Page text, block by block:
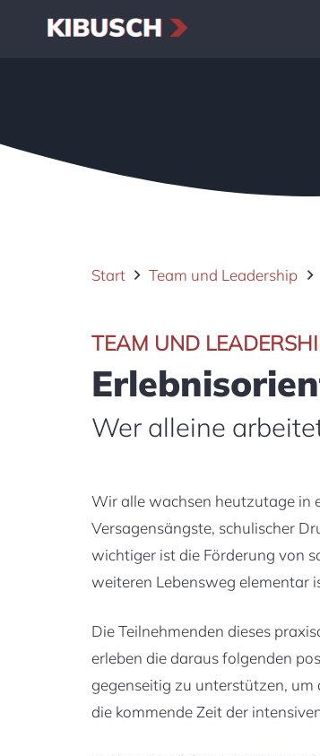
Start Team und Leadership
TEAM UND
Wer alleine
Wir alle wachsen heutzutage in
Versagensängste, schulischer
wichtiger ist die Förderung von
weiteren Lebensweg elementar
Die Teilnehmenden dieses
erleben die daraus folgenden
gegenseitig zu unterstützen, um
die kommende Zeit der